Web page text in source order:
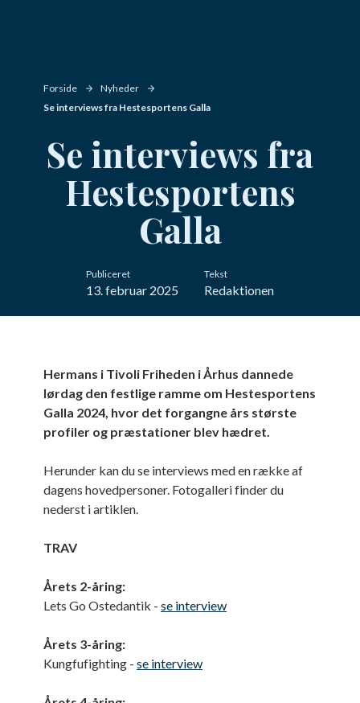
Forside
Nyheder
Se interviews fra Hestesportens Galla
Se interviews fra
Hestesportens
Galla
Publiceret
13. februar 2025
Tekst
Redaktionen
Hermans i Tivoli Friheden i Århus dannede
lørdag den festlige ramme om Hestesportens
Galla 2024, hvor det forgangne års største
profiler og præstationer blev hædret.
Herunder kan du se interviews med en række af
dagens hovedpersoner. Fotogalleri finder du
nederst i artiklen.
TRAV
Årets 2-åring:
Lets Go Ostedantik - se interview
Årets 3-åring:
Kungfufighting - se interview